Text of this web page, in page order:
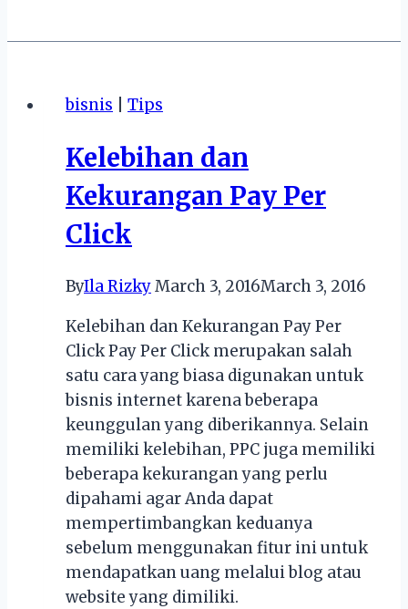
bisnis Tips
Kelebihan dan
Kekurangan Pay Per
Click
ByIla RizkyMarch 3, 2016March 3, 2016
Kelebihan dan Kekurangan Pay Per
Click Pay Per Click merupakan salah
satu cara yang biasa digunakan untuk
bisnis internet karena beberapa
keunggulan yang diberikannya. Selain
memiliki kelebihan, PPC juga memiliki
beberapa kekurangan yang perlu
dipahami agar Anda dapat
mempertimbangkan keduanya
sebelum menggunakan fitur ini untuk
mendapatkan uang melalui blog atau
website yang dimiliki.